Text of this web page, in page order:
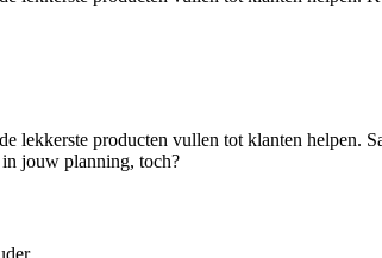
lekkerste producten vullen tot klanten helpen.
jouw planning, toch?